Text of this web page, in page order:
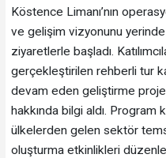
Köstence Limanı’nın
ve gelişim vizyonunu
ziyaretlerle başladı.
gerçekleştirilen rehberli tur
devam eden geliştirme
hakkında bilgi aldı. Program
ülkelerden gelen sektör
oluşturma etkinlikleri